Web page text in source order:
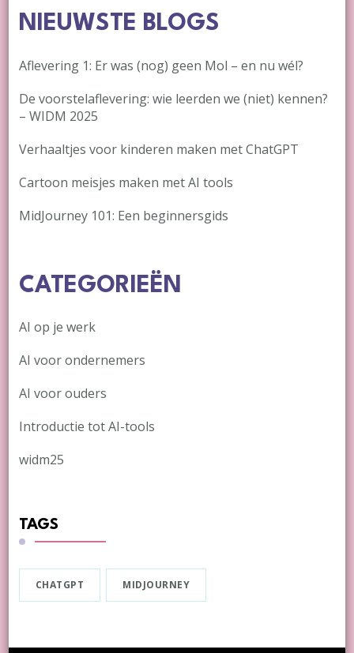
NIEUWSTE BLOGS
Aflevering 1: Er was (nog) geen Mol – en nu wél?
De voorstelaflevering: wie leerden we (niet) kennen?
– WIDM 2025
Verhaaltjes voor kinderen maken met ChatGPT
Cartoon meisjes maken met AI tools
MidJourney 101: Een beginnersgids
CATEGORIEËN
AI op je werk
AI voor ondernemers
AI voor ouders
Introductie tot AI-tools
widm25
TAGS
CHATGPT MIDJOURNEY